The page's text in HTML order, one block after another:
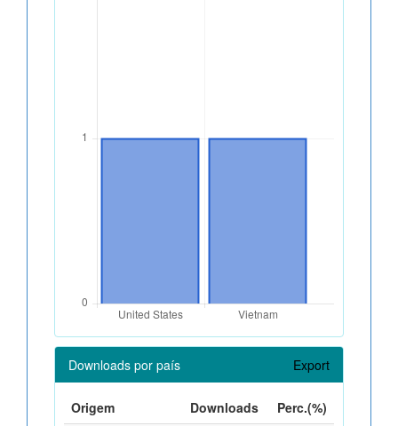
Downloads por país Export
Origem Downloads
Perc.(%)